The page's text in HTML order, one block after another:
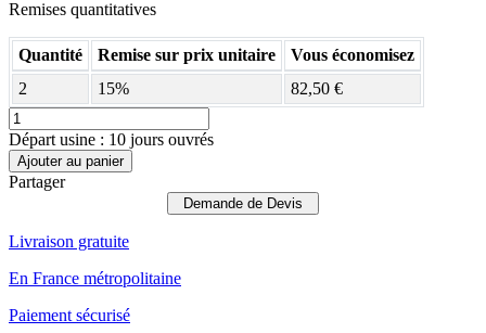
Remises quantitatives
Quantité Remise sur prix unitaire
Vous économisez
2
15% 82,50 €
Départ usine : 10 jours ouvrés
Ajouter au panier
Partager
Demande de Devis
Livraison gratuite
En France métropolitaine
Paiement sécurisé